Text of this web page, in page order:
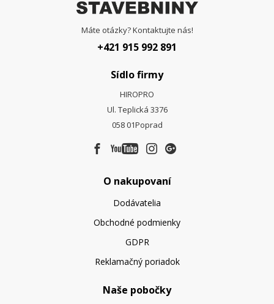
Máte otázky? Kontaktujte nás!
+421 915 992 891
Sídlo firmy
HIROPRO
Ul. Teplická 3376
058 01Poprad
O nakupovaní
Dodávatelia
Obchodné podmienky
GDPR
Reklamačný poriadok
Naše pobočky